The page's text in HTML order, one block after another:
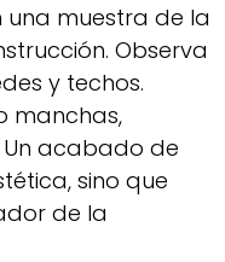
una muestra de la
Observa
y techos.
manchas,
Un acabado de
sino que
de la